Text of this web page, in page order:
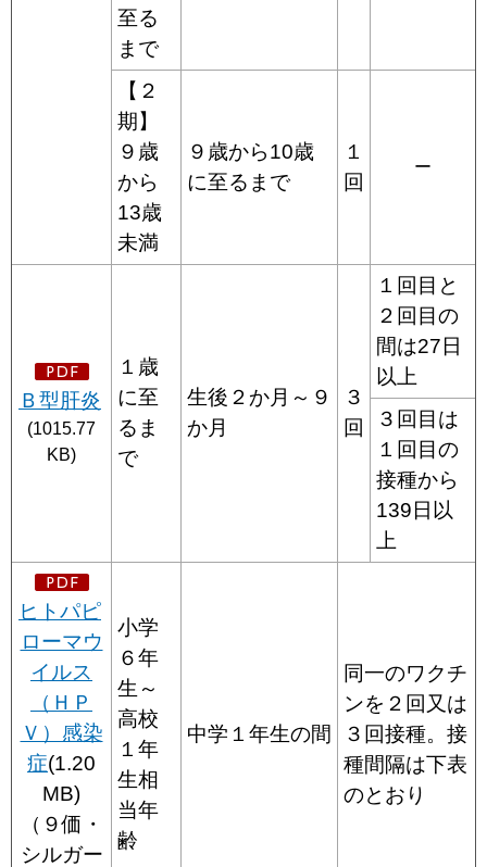
至る
まで
【２
期】
９歳
から
13歳
未満
９歳から10歳
に至るまで
１
回
ー
Ｂ型肝炎
(1015.77
KB)
１歳
に至
るま
で
生後２か月～９
か月
３
回
１回目と
２回目の
間は27日
以上
３回目は
１回目の
接種から
139日以
上
ヒトパピ
ローマウ
イルス
（ＨＰ
Ｖ）感染
症(1.20
MB)
（９価・
シルガー
小学
６年
生～
高校
１年
生相
当年
齢
中学１年生の間
同一のワクチ
ンを２回又は
３回接種。接
種間隔は下表
のとおり